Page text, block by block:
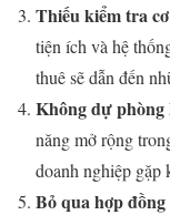
Thiếu kiểm tra
tiện ích và hệ
thuê sẽ dẫn đến
Không dự
năng mở rộng
doanh nghiệp gặp
Bỏ qua hợp